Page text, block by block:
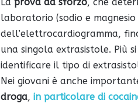
laboratorio (sodio e
dell’elettrocardiogramma,
una singola extrasistole. Più
identificare il tipo di
Nei giovani è anche
droga, in particolare di